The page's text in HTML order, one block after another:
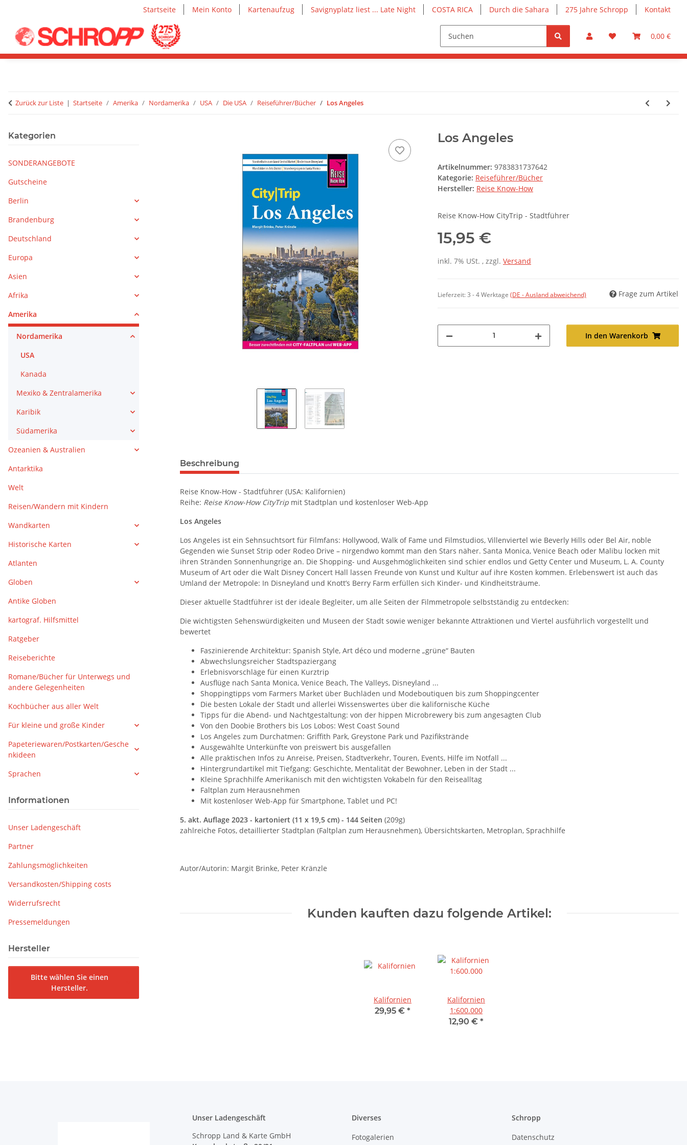
Startseite Mein Konto Kartenaufzug Savignyplatz liest ... Late Night COSTA RICA Durch die Sahara 275 Jahre Schropp Kontakt
0,00 €
Zurück zur Liste Startseite Amerika Nordamerika USA Die USA Reiseführer/Bücher Los Angeles
Los Angeles
Artikelnummer: 9783831737642
Kategorie: Reiseführer/Bücher
Hersteller: Reise Know-How
Reise Know-How CityTrip - Stadtführer
15,95 €
inkl. 7% USt. , zzgl. Versand
Lieferzeit:3 - 4 Werktage (DE - Ausland abweichend) Frage zum Artikel
In den Warenkorb
weitere Registerkarten anzeigen
Beschreibung
Reise Know-How - Stadtführer (USA: Kalifornien)
Reihe: Reise Know-How CityTrip mit Stadtplan und kostenloser Web-App
Los Angeles
Los Angeles ist ein Sehnsuchtsort für Filmfans: Hollywood, Walk of Fame und Filmstudios, Villenviertel wie Beverly Hills oder Bel Air, noble
Gegenden wie Sunset Strip oder Rodeo Drive – nirgendwo kommt man den Stars näher. Santa Monica, Venice Beach oder Malibu locken mit
ihren Stränden Sonnenhungrige an. Die Shopping- und Ausgehmöglichkeiten sind schier endlos und Getty Center und Museum, L. A. County
Museum of Art oder die Walt Disney Concert Hall lassen Freunde von Kunst und Kultur auf ihre Kosten kommen. Erlebenswert ist auch das
Umland der Metropole: In Disneyland und Knott’s Berry Farm erfüllen sich Kinder- und Kindheitsträume.
Dieser aktuelle Stadtführer ist der ideale Begleiter, um alle Seiten der Filmmetropole selbstständig zu entdecken:
Die wichtigsten Sehenswürdigkeiten und Museen der Stadt sowie weniger bekannte Attraktionen und Viertel ausführlich vorgestellt und
bewertet
Faszinierende Architektur: Spanish Style, Art déco und moderne „grüne“ Bauten
Abwechslungsreicher Stadtspaziergang
Erlebnisvorschläge für einen Kurztrip
Ausflüge nach Santa Monica, Venice Beach, The Valleys, Disneyland ...
Shoppingtipps vom Farmers Market über Buchläden und Modeboutiquen bis zum Shoppingcenter
Die besten Lokale der Stadt und allerlei Wissenswertes über die kalifornische Küche
Tipps für die Abend- und Nachtgestaltung: von der hippen Microbrewery bis zum angesagten Club
Von den Doobie Brothers bis Los Lobos: West Coast Sound
Los Angeles zum Durchatmen: Griffith Park, Greystone Park und Pazifikstrände
Ausgewählte Unterkünfte von preiswert bis ausgefallen
Alle praktischen Infos zu Anreise, Preisen, Stadtverkehr, Touren, Events, Hilfe im Notfall ...
Hintergrundartikel mit Tiefgang: Geschichte, Mentalität der Bewohner, Leben in der Stadt ...
Kleine Sprachhilfe Amerikanisch mit den wichtigsten Vokabeln für den Reisealltag
Faltplan zum Herausnehmen
Mit kostenloser Web-App für Smartphone, Tablet und PC!
5. akt. Auflage 2023 - kartoniert (11 x 19,5 cm) - 144 Seiten (209g)
zahlreiche Fotos, detaillierter Stadtplan (Faltplan zum Herausnehmen), Übersichtskarten, Metroplan, Sprachhilfe
Autor/Autorin: Margit Brinke, Peter Kränzle
Kunden kauften dazu folgende Artikel:
Kalifornien
29,95 € *
Kalifornien
1:600.000
12,90 € *
Kategorien
SONDERANGEBOTE
Gutscheine
Berlin
Brandenburg
Deutschland
Europa
Asien
Afrika
Amerika
Nordamerika
USA
Kanada
Mexiko & Zentralamerika
Karibik
Südamerika
Ozeanien & Australien
Antarktika
Welt
Reisen/Wandern mit Kindern
Wandkarten
Historische Karten
Atlanten
Globen
Antike Globen
kartograf. Hilfsmittel
Ratgeber
Reiseberichte
Romane/Bücher für Unterwegs und
andere Gelegenheiten
Kochbücher aus aller Welt
Für kleine und große Kinder
Papeteriewaren/Postkarten/Gesche
nkideen
Sprachen
Informationen
Unser Ladengeschäft
Partner
Zahlungsmöglichkeiten
Versandkosten/Shipping costs
Widerrufsrecht
Pressemeldungen
Hersteller
Bitte wählen Sie einen
Hersteller.
Unser Ladengeschäft
Schropp Land & Karte GmbH
Diverses
Fotogalerien
Schropp
Datenschutz